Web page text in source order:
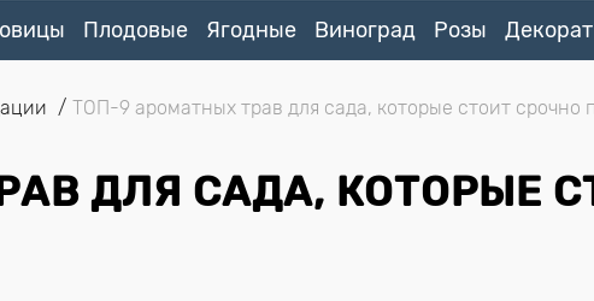
Плодовые Ягодные Виноград Розы
ТОП-9 ароматных трав для сада, которые стоит срочно
ДЛЯ САДА, КОТОРЫЕ